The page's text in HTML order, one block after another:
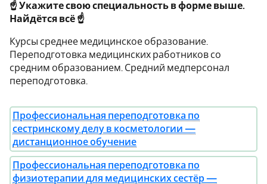
☝ Укажите свою специальность в форме выше.
Найдётся всё ☝
Курсы среднее медицинское образование.
Переподготовка медицинских работников со
средним образованием. Средний медперсонал
переподготовка.
Профессиональная переподготовка по
сестринскому делу в косметологии —
дистанционное обучение
Профессиональная переподготовка по
физиотерапии для медицинских сестёр —